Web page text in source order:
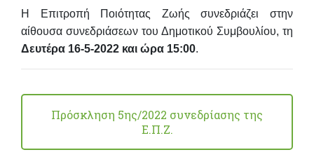
Η Επιτροπή Ποιότητας Ζωής συνεδριάζει στην
αίθουσα συνεδριάσεων του Δημοτικού Συμβουλίου, τη
Δευτέρα 16-5-2022 και ώρα 15:00.
Πρόσκληση 5ης/2022 συνεδρίασης της
Ε.Π.Ζ.